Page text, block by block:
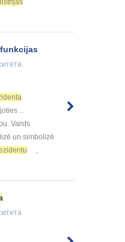
funkcijas
...
Valsts
un simbolizē